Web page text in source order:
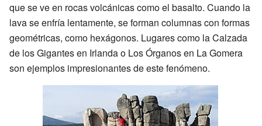
que se ve en rocas volcánicas como el basalto. Cuando la
lava se enfría lentamente, se forman columnas con formas
geométricas, como hexágonos. Lugares como la Calzada
de los Gigantes en Irlanda o Los Órganos en La Gomera
son ejemplos impresionantes de este fenómeno.